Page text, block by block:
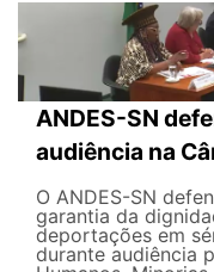
ANDES-SN
audiência na
O ANDES-SN
garantia da
deportações em
durante audiência